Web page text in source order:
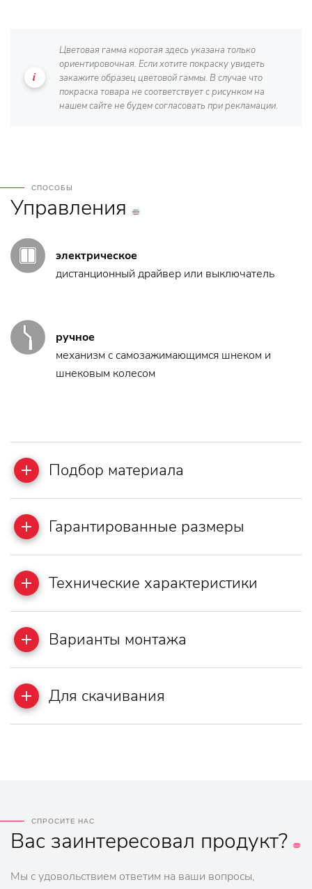
Цветовая гамма коротая здесь указана только
ориентировочная. Если хотите покраску увидеть
закажите образец цветовой гаммы. В случае что
покраска товара не соответствует с рисунком на
нашем сайте не будем согласовать при рекламации.
СПОСОБЫ
Управления
электрическое
дистанционный драйвер или выключатель
ручное
механизм с самозажимающимся шнеком и
шнековым колесом
Подбор материала
Гарантированные размеры
Технические характеристики
Варианты монтажа
Для скачивания
СПРОСИТЕ НАС
Вас заинтересовал продукт?
Мы с удовольствием ответим на ваши вопросы,